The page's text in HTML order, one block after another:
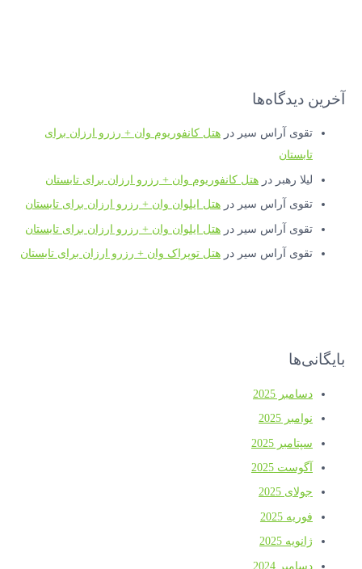
آخرین دیدگاه‌ها
تقوی آراس سیر درهتل کانفوریوم وان + رزرو ارزان برای
تابستان
لیلا رهبر درهتل کانفوریوم وان + رزرو ارزان برای تابستان
تقوی آراس سیر درهتل ایلوان وان + رزرو ارزان برای تابستان
تقوی آراس سیر درهتل ایلوان وان + رزرو ارزان برای تابستان
تقوی آراس سیر درهتل توپراک وان + رزرو ارزان برای تابستان
بایگانی‌ها
دسامبر 2025
نوامبر 2025
سپتامبر 2025
آگوست 2025
جولای 2025
فوریه 2025
ژانویه 2025
دسامبر 2024